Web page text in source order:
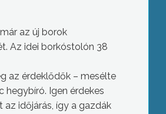
az új borok
Az idei borkóstolón 38
az érdeklődők – mesélte
hegybíró. Igen érdekes
az időjárás, így a gazdák